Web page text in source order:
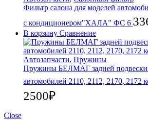
Фильтр салона для моделей
с кондиционером"ХАЛА" ФС 6
В корзину Сравнение
Автозапчасти, Пружины
Пружины БЕЛМАГ задней подвески
автомобилей 2110, 2112, 2170, 2172
2500₽
Close